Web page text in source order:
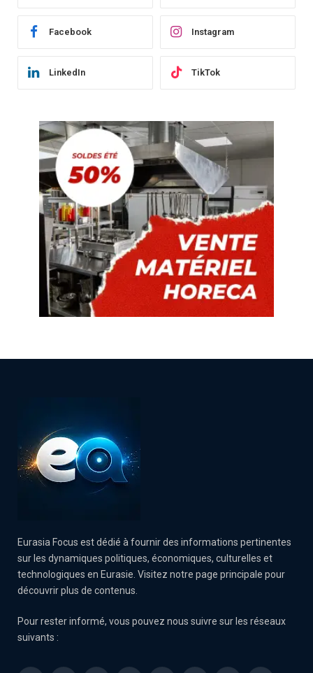
Facebook Instagram
LinkedIn TikTok
Eurasia Focus est dédié à fournir des informations pertinentes
sur les dynamiques politiques, économiques, culturelles et
technologiques en Eurasie. Visitez notre page principale pour
découvrir plus de contenus.
Pour rester informé, vous pouvez nous suivre sur les réseaux
suivants :